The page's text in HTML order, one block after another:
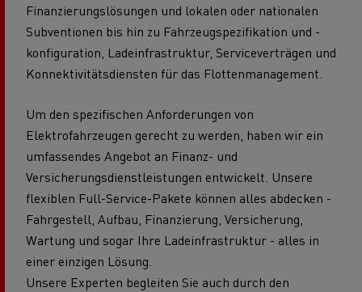
Finanzierungslösungen und lokalen oder nationalen
Subventionen bis hin zu Fahrzeugspezifikation und -
konfiguration, Ladeinfrastruktur, Serviceverträgen und
Konnektivitätsdiensten für das Flottenmanagement.
Um den spezifischen Anforderungen von
Elektrofahrzeugen gerecht zu werden, haben wir ein
umfassendes Angebot an Finanz- und
Versicherungsdienstleistungen entwickelt. Unsere
flexiblen Full-Service-Pakete können alles abdecken -
Fahrgestell, Aufbau, Finanzierung, Versicherung,
Wartung und sogar Ihre Ladeinfrastruktur - alles in
einer einzigen Lösung.
Unsere Experten begleiten Sie auch durch den